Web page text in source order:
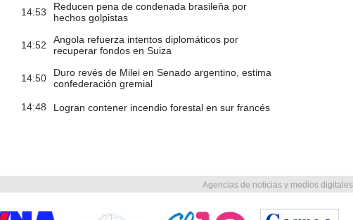
14:53
Reducen pena de condenada brasileña por
hechos golpistas
14:52
Angola refuerza intentos diplomáticos por
recuperar fondos en Suiza
14:50
Duro revés de Milei en Senado argentino, estima
confederación gremial
14:48 Logran contener incendio forestal en sur francés
Agencias de noticias y medios digitales